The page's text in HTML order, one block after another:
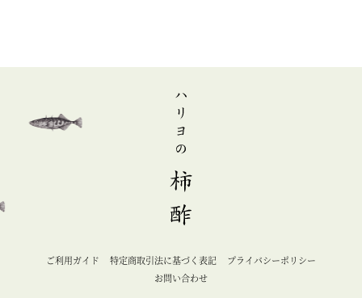
ご利用ガイド 特定商取引法に基づく表記
プライバシーポリシー
お問い合わせ